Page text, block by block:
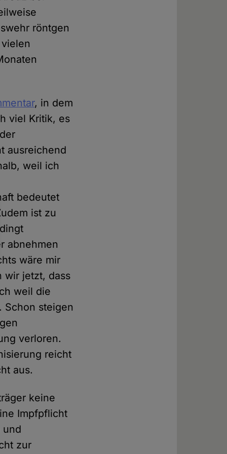
röntgen
, in dem
viel Kritik, es
ausreichend
weil ich
bedeutet
ist zu
abnehmen
wäre mir
wir jetzt, dass
weil die
Schon steigen
verloren.
reicht
aus.
keine
Impfpflicht
und
zur